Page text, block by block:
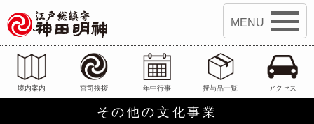
境内案内 宮司挨拶 年中行事 授与品一覧 アクセス
その他の文化事業